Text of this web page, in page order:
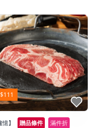
點我收藏
憶】 贈品條件 滿件折